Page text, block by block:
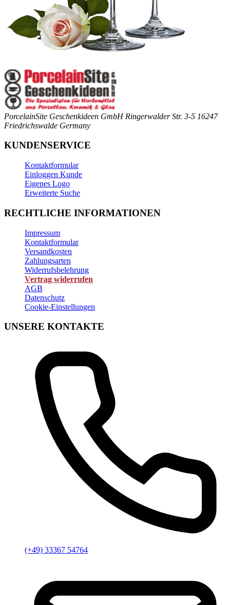
PorcelainSite Geschenkideen GmbH Ringerwalder Str. 3-5 16247
Friedrichswalde Germany
KUNDENSERVICE
Kontaktformular
Einloggen Kunde
Eigenes Logo
Erweiterte Suche
RECHTLICHE INFORMATIONEN
Impressum
Kontaktformular
Versandkosten
Zahlungsarten
Widerrufsbelehrung
Vertrag widerrufen
AGB
Datenschutz
Cookie-Einstellungen
UNSERE KONTAKTE
(+49) 33367 54764